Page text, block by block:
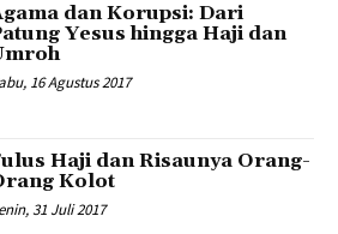
dan Korupsi: Dari
Yesus hingga Haji dan
16 Agustus 2017
Haji dan Risaunya Orang-
Kolot
31 Juli 2017